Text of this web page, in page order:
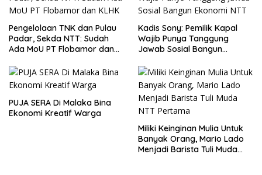
Pengelolaan TNK dan Pulau
Padar, Sekda NTT: Sudah
Ada MoU PT Flobamor dan
Kadis Sony: Pemilik Kapal
Wajib Punya Tanggung
Jawab Sosial Bangun
PUJA SERA Di Malaka Bina
Ekonomi Kreatif Warga
Miliki Keinginan Mulia Untuk
Banyak Orang, Mario Lado
Menjadi Barista Tuli Muda